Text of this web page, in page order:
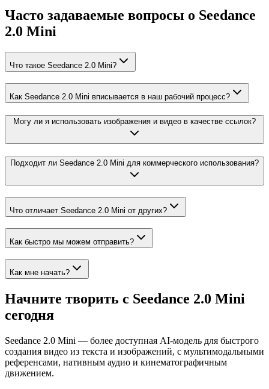
Часто задаваемые вопросы о Seedance
2.0 Mini
Что такое Seedance 2.0 Mini?
Как Seedance 2.0 Mini вписывается в наш рабочий процесс?
Могу ли я использовать изображения и видео в качестве ссылок?
Подходит ли Seedance 2.0 Mini для коммерческого использования?
Что отличает Seedance 2.0 Mini от других?
Как быстро мы можем отправить?
Как мне начать?
Начните творить с Seedance 2.0 Mini
сегодня
Seedance 2.0 Mini — более доступная AI-модель для быстрого
создания видео из текста и изображений, с мультимодальными
референсами, нативным аудио и кинематографичным
движением.